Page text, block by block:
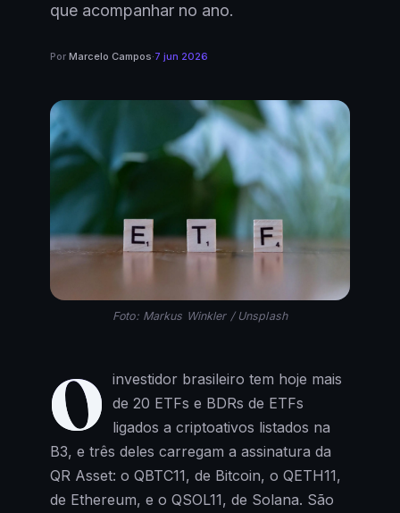
que acompanhar no ano.
Por Marcelo Campos·7 jun 2026
Foto: Markus Winkler / Unsplash
O investidor brasileiro tem hoje mais
de 20 ETFs e BDRs de ETFs
ligados a criptoativos listados na
B3, e três deles carregam a assinatura da
QR Asset: o QBTC11, de Bitcoin, o QETH11,
de Ethereum, e o QSOL11, de Solana. São